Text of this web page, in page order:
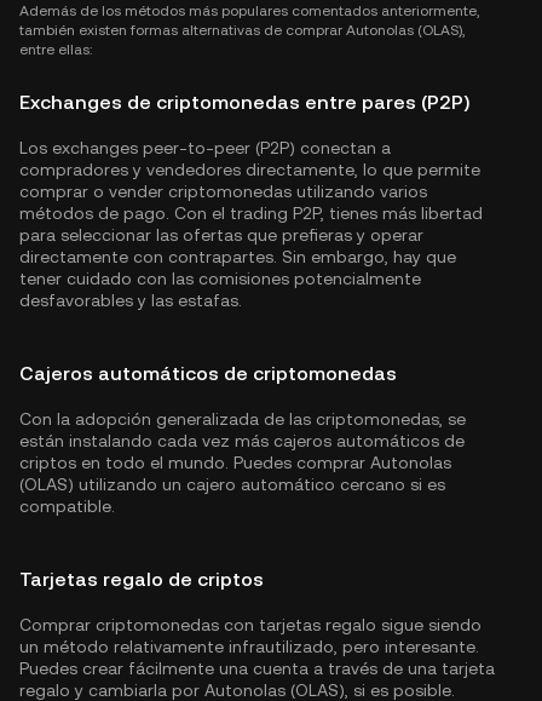
Además de los métodos más populares comentados anteriormente,
también existen formas alternativas de comprar Autonolas (OLAS),
entre ellas:
Exchanges de criptomonedas entre pares (P2P)
Los exchanges peer-to-peer (P2P) conectan a
compradores y vendedores directamente, lo que permite
comprar o vender criptomonedas utilizando varios
métodos de pago. Con el trading P2P, tienes más libertad
para seleccionar las ofertas que prefieras y operar
directamente con contrapartes. Sin embargo, hay que
tener cuidado con las comisiones potencialmente
desfavorables y las estafas.
Cajeros automáticos de criptomonedas
Con la adopción generalizada de las criptomonedas, se
están instalando cada vez más cajeros automáticos de
criptos en todo el mundo. Puedes comprar Autonolas
(OLAS) utilizando un cajero automático cercano si es
compatible.
Tarjetas regalo de criptos
Comprar criptomonedas con tarjetas regalo sigue siendo
un método relativamente infrautilizado, pero interesante.
Puedes crear fácilmente una cuenta a través de una tarjeta
regalo y cambiarla por Autonolas (OLAS), si es posible.